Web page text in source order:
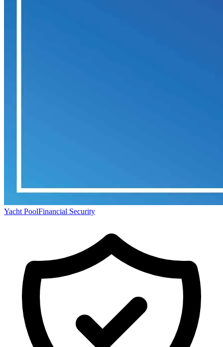
Yacht PoolFinancial Security